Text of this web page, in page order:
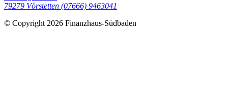
79279 Vörstetten (07666) 9463041
© Copyright 2026 Finanzhaus-Südbaden